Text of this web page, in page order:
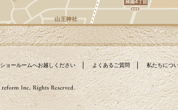
ショールームへお越しください よくあるご質問 私たちにつ